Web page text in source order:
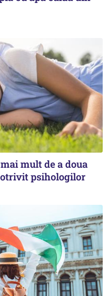
mult de a doua
psihologilor